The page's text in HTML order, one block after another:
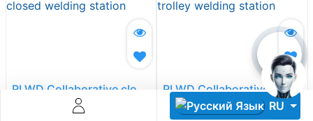
RU
Register
RI WD Collaborative trolley welding station
LoginorRegister
to view
price
Scalabil de la 1 robot la zeci de unități